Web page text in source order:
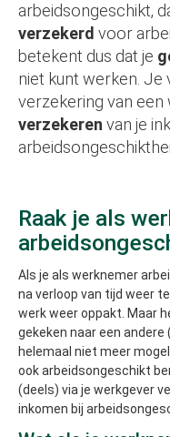
arbeidsongeschikt,
verzekerd voor
betekent dus dat je
niet kunt werken. Je
verzekering van een
verzekeren van je
Raak je als
Als je als werknemer
na verloop van tijd weer
werk weer oppakt. Maar
gekeken naar een
helemaal niet meer
ook arbeidsongeschikt
(deels) via je werkgever
inkomen bij